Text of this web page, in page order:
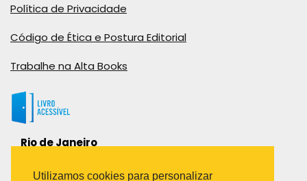
Política de Privacidade
Código de Ética e Postura Editorial
Trabalhe na Alta Books
Rio de Janeiro
Bairro Industrial do Jacaré
Utilizamos cookies para personalizar